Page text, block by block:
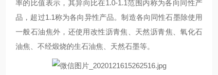
率的比值表示，其异向比在1.0-1.1范围内称为各向同性产
品，超过1.1称为各向异性产品。制造各向同性石墨除使用
一般石油焦外，还使用改性沥青焦、天然沥青焦、氧化石
油焦、不经煅烧的生石油焦、天然石墨等。